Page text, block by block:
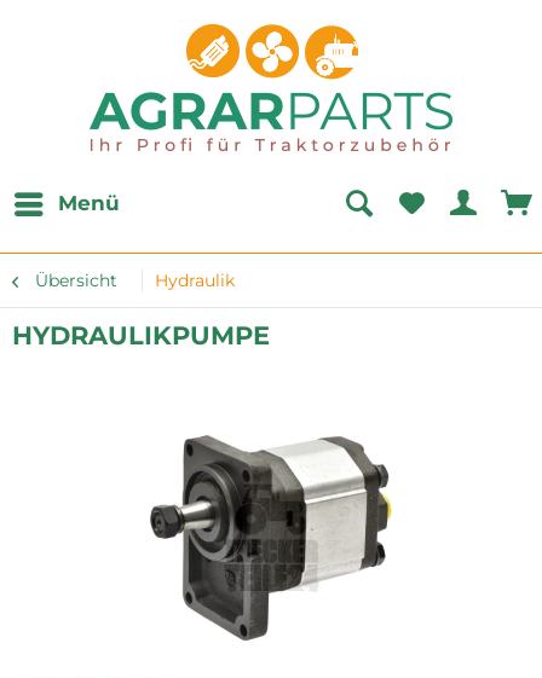
Menü
Übersicht Hydraulik
HYDRAULIKPUMPE